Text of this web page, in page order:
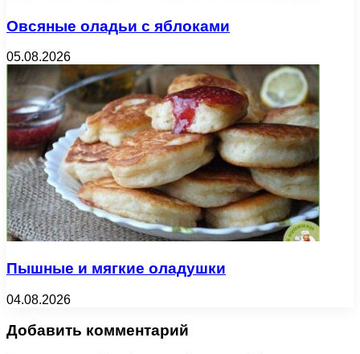
Овсяные оладьи с яблоками
05.08.2026
Пышные и мягкие оладушки
04.08.2026
Добавить комментарий